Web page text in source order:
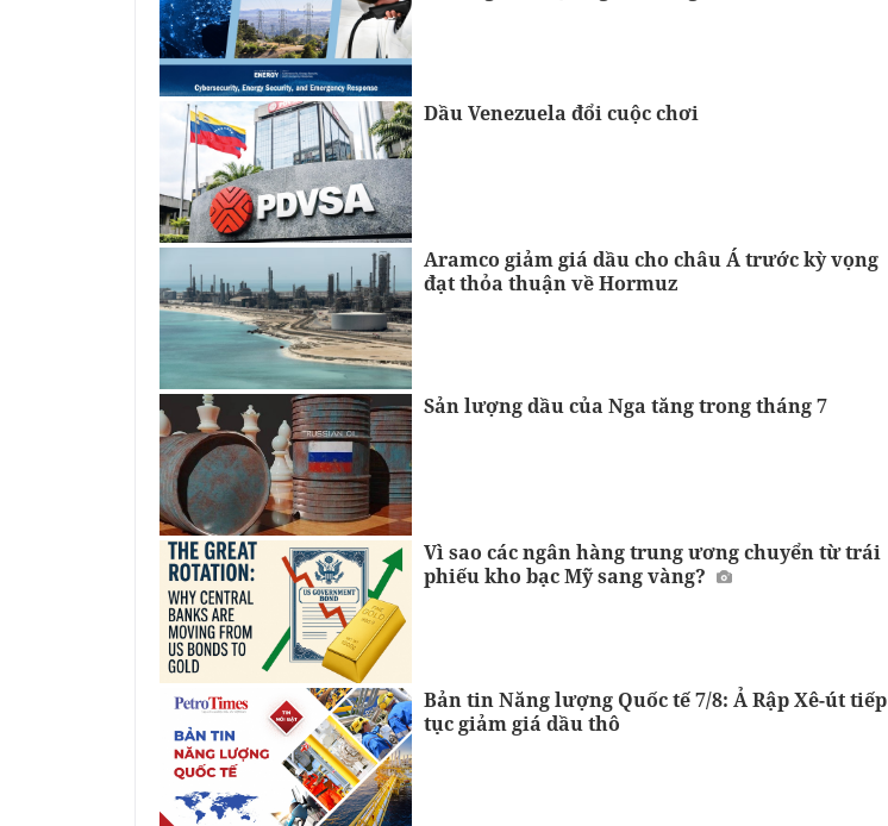
Dầu Venezuela đổi cuộc chơi
Aramco giảm giá dầu cho châu Á trước kỳ vọng
đạt thỏa thuận về Hormuz
Sản lượng dầu của Nga tăng trong tháng 7
Vì sao các ngân hàng trung ương chuyển từ trái
phiếu kho bạc Mỹ sang vàng?
Bản tin Năng lượng Quốc tế 7/8: Ả Rập Xê-út tiếp
tục giảm giá dầu thô